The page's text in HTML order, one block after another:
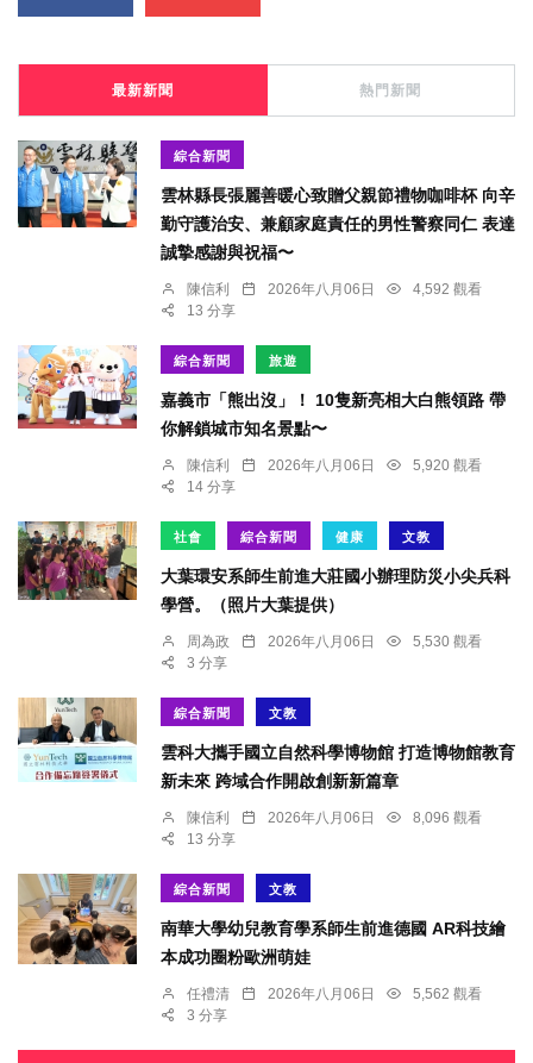
最新新聞 熱門新聞
綜合新聞
雲林縣長張麗善暖心致贈父親節禮物咖啡杯 向辛
勤守護治安、兼顧家庭責任的男性警察同仁 表達
誠摯感謝與祝福〜
陳信利 2026年八月06日
4,592 觀看
13 分享
綜合新聞 旅遊
嘉義市「熊出沒」！ 10隻新亮相大白熊領路 帶
你解鎖城市知名景點〜
陳信利 2026年八月06日
5,920 觀看
14 分享
社會 綜合新聞 健康 文教
大葉環安系師生前進大莊國小辦理防災小尖兵科
學營。（照片大葉提供）
周為政 2026年八月06日
5,530 觀看
3 分享
綜合新聞 文教
雲科大攜手國立自然科學博物館 打造博物館教育
新未來 跨域合作開啟創新新篇章
陳信利 2026年八月06日
8,096 觀看
13 分享
綜合新聞 文教
南華大學幼兒教育學系師生前進德國 AR科技繪
本成功圈粉歐洲萌娃
任禮清 2026年八月06日
5,562 觀看
3 分享